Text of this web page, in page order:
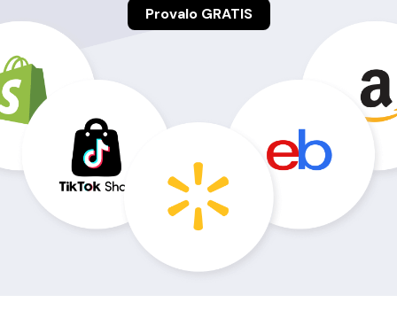
Provalo GRATIS